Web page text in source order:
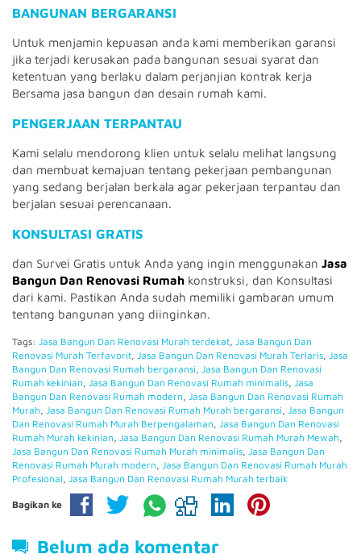
BANGUNAN BERGARANSI
Untuk menjamin kepuasan anda kami memberikan garansi
jika terjadi kerusakan pada bangunan sesuai syarat dan
ketentuan yang berlaku dalam perjanjian kontrak kerja
Bersama jasa bangun dan desain rumah kami.
PENGERJAAN TERPANTAU
Kami selalu mendorong klien untuk selalu melihat langsung
dan membuat kemajuan tentang pekerjaan pembangunan
yang sedang berjalan berkala agar pekerjaan terpantau dan
berjalan sesuai perencanaan.
KONSULTASI GRATIS
dan Survei Gratis untuk Anda yang ingin menggunakan Jasa
Bangun Dan Renovasi Rumah konstruksi, dan Konsultasi
dari kami. Pastikan Anda sudah memiliki gambaran umum
tentang bangunan yang diinginkan.
Tags: Jasa Bangun Dan Renovasi Murah terdekat
Jasa Bangun Dan
Renovasi Murah Terfavorit
Jasa Bangun Dan Renovasi Murah Terlaris
Jasa
Bangun Dan Renovasi Rumah bergaransi
Jasa Bangun Dan Renovasi
Rumah kekinian
Jasa Bangun Dan Renovasi Rumah minimalis
Jasa
Bangun Dan Renovasi Rumah modern
Jasa Bangun Dan Renovasi Rumah
Murah
Jasa Bangun Dan Renovasi Rumah Murah bergaransi
Jasa Bangun
Dan Renovasi Rumah Murah Berpengalaman
Jasa Bangun Dan Renovasi
Rumah Murah kekinian
Jasa Bangun Dan Renovasi Rumah Murah Mewah
Jasa Bangun Dan Renovasi Rumah Murah minimalis
Jasa Bangun Dan
Renovasi Rumah Murah modern
Jasa Bangun Dan Renovasi Rumah Murah
Profesional
Jasa Bangun Dan Renovasi Rumah Murah terbaik
Bagikan ke
Belum ada komentar